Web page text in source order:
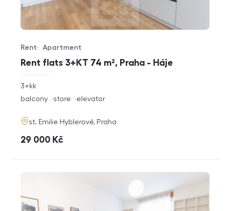
Rent flats 3+KT 74 m², Praha - Háje
Offer type
Rent
Property type
Apartment
rozměry
3+kk
funkce
balcony store elevator
adresa
st. Emilie Hyblerové, Praha
cena
29 000 Kč